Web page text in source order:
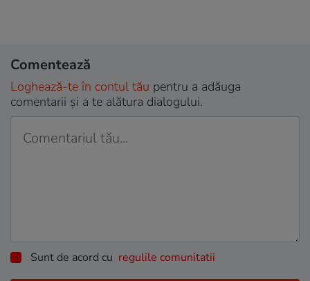
Comentează
Loghează-te în contul tău pentru a adăuga
comentarii și a te alătura dialogului.
Sunt de acord cu regulile comunitatii